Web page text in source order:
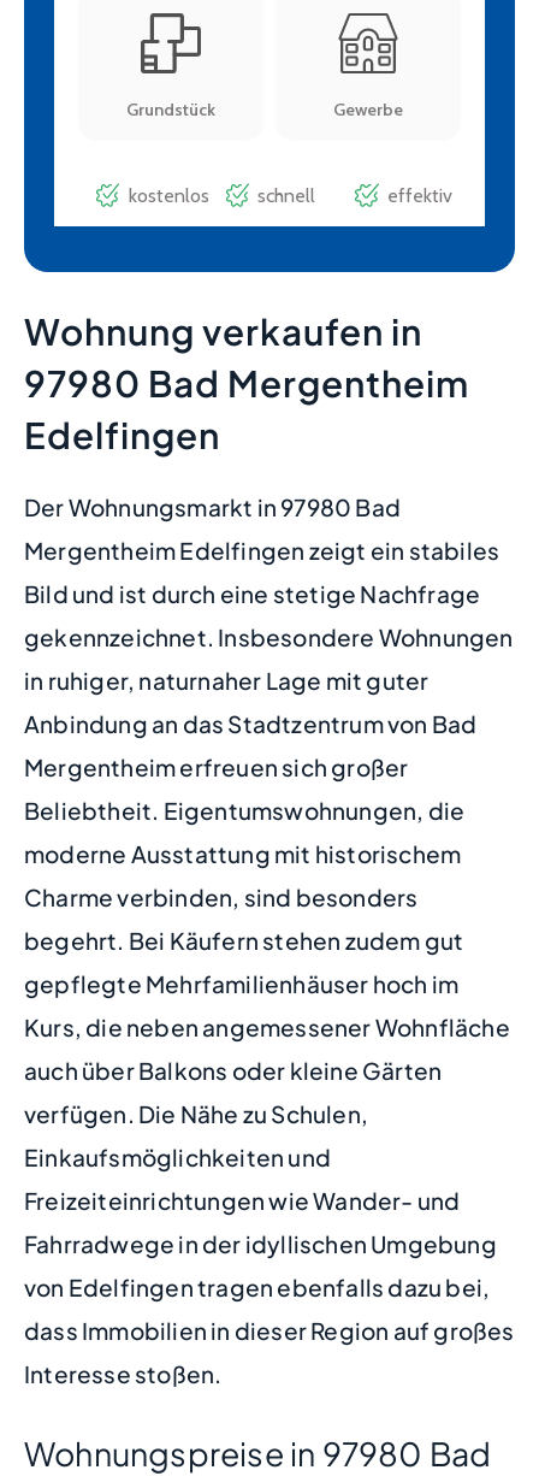
Wohnung verkaufen in
97980 Bad Mergentheim
Edelfingen
Der Wohnungsmarkt in 97980 Bad
Mergentheim Edelfingen zeigt ein stabiles
Bild und ist durch eine stetige Nachfrage
gekennzeichnet. Insbesondere Wohnungen
in ruhiger, naturnaher Lage mit guter
Anbindung an das Stadtzentrum von Bad
Mergentheim erfreuen sich großer
Beliebtheit. Eigentumswohnungen, die
moderne Ausstattung mit historischem
Charme verbinden, sind besonders
begehrt. Bei Käufern stehen zudem gut
gepflegte Mehrfamilienhäuser hoch im
Kurs, die neben angemessener Wohnfläche
auch über Balkons oder kleine Gärten
verfügen. Die Nähe zu Schulen,
Einkaufsmöglichkeiten und
Freizeiteinrichtungen wie Wander- und
Fahrradwege in der idyllischen Umgebung
von Edelfingen tragen ebenfalls dazu bei,
dass Immobilien in dieser Region auf großes
Interesse stoßen.
Wohnungspreise in 97980 Bad